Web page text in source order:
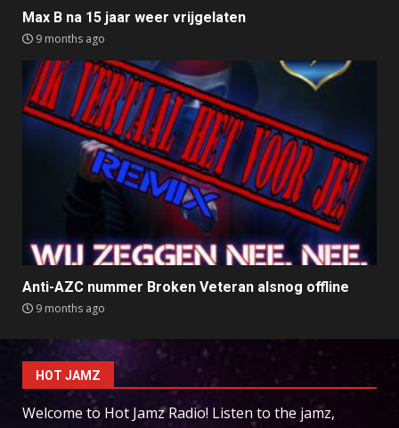
Max B na 15 jaar weer vrijgelaten
9 months ago
Anti-AZC nummer Broken Veteran alsnog offline
9 months ago
HOT JAMZ
Welcome to Hot Jamz Radio! Listen to the jamz,